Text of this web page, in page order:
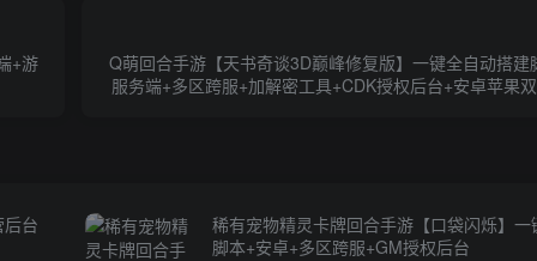
+游
Q萌回合手游【天书奇谈3D巅峰修复版】一键全自动搭建
服务端+多区跨服+加解密工具+CDK授权后台+安卓苹果
台
稀有宠物精灵卡牌回合手游【口袋闪烁】
脚本+安卓+多区跨服+GM授权后台